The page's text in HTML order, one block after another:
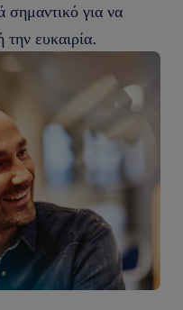
σημαντικό για να
ευκαιρία.